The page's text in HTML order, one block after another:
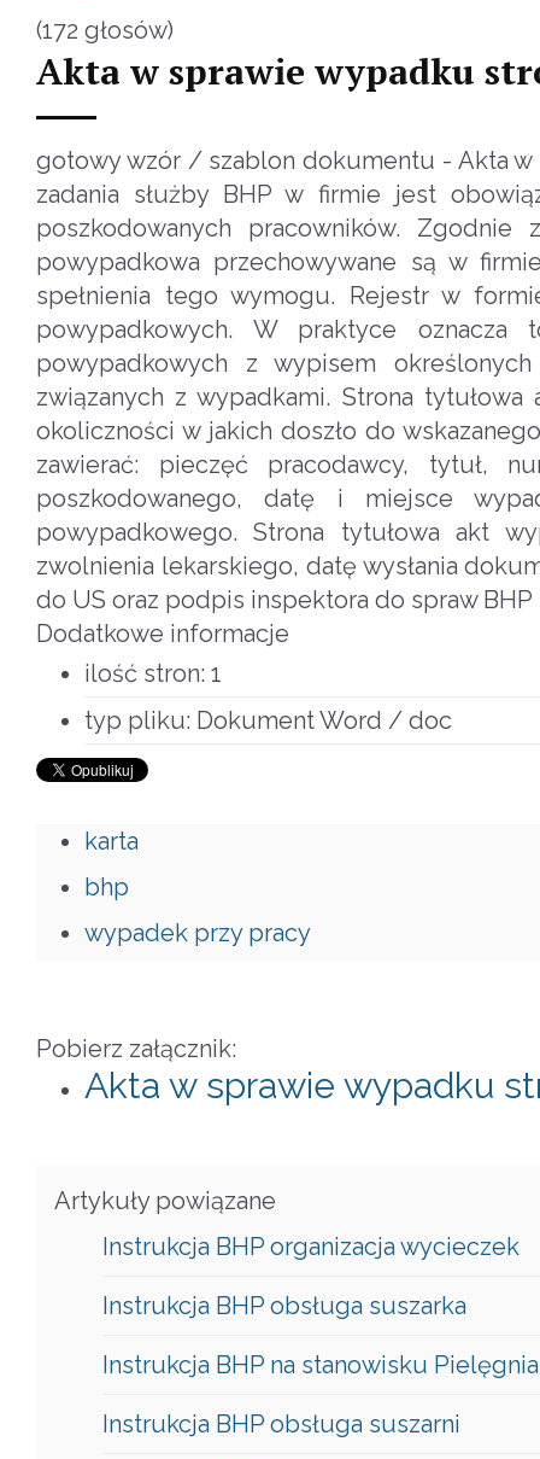
(172 głosów)
Akta w sprawie wypadku
gotowy wzór / szablon dokumentu - Akta w
zadania służby BHP w firmie jest
poszkodowanych pracowników.
powypadkowa przechowywane są w
spełnienia tego wymogu. Rejestr w
powypadkowych. W praktyce oznacza
powypadkowych z wypisem
związanych z wypadkami. Strona
okoliczności w jakich doszło do
zawierać: pieczęć pracodawcy, tytuł,
poszkodowanego, datę i miejsce
powypadkowego. Strona tytułowa akt
zwolnienia lekarskiego, datę wysłania
do US oraz podpis inspektora do spraw BHP
Dodatkowe informacje
ilość stron: 1
typ pliku: Dokument Word / doc
karta
bhp
wypadek przy pracy
Pobierz załącznik:
Akta w sprawie wypadku
Artykuły powiązane
Instrukcja BHP organizacja wycieczek
Instrukcja BHP obsługa suszarka
Instrukcja BHP na stanowisku
Instrukcja BHP obsługa suszarni